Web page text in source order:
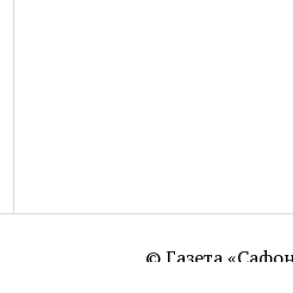
© Газета